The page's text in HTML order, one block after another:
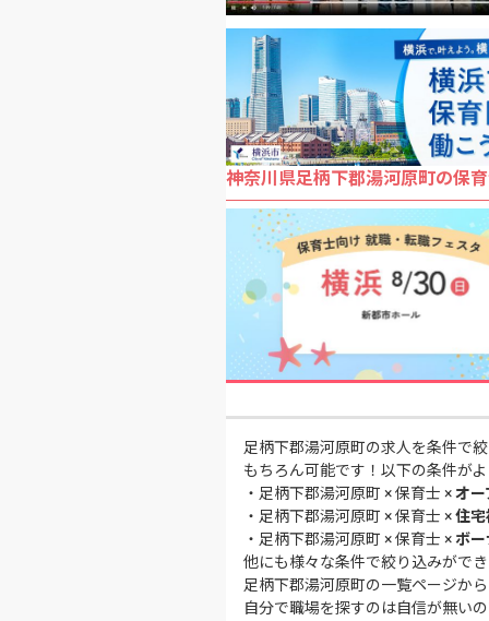
神奈川県足柄下郡湯河原町の保
足柄下郡湯河原町の求人を条件で
もちろん可能です！以下の条件が
・ 足柄下郡湯河原町 × 保育士 ×オー
・ 足柄下郡湯河原町 × 保育士 ×住宅
・ 足柄下郡湯河原町 × 保育士 ×ボー
他にも様々な条件で絞り込みがで
足柄下郡湯河原町の一覧ページか
自分で職場を探すのは自信が無い